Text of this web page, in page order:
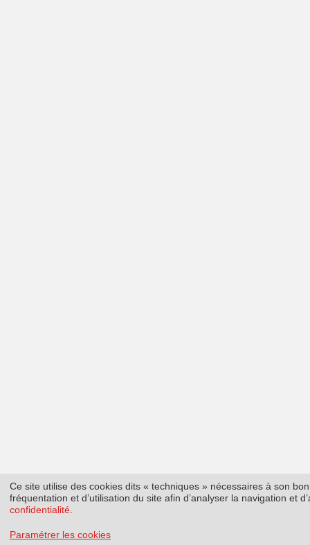
Ce site utilise des cookies dits « techniques » nécessaires à son
fréquentation et d’utilisation du site afin d’analyser la navigation et
confidentialité
Paramétrer les cookies